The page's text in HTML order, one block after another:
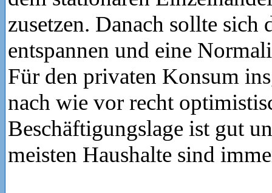
zusetzen. Danach sollte sich
entspannen und eine
Für den privaten Konsum
nach wie vor recht
Beschäftigungslage ist gut
meisten Haushalte sind